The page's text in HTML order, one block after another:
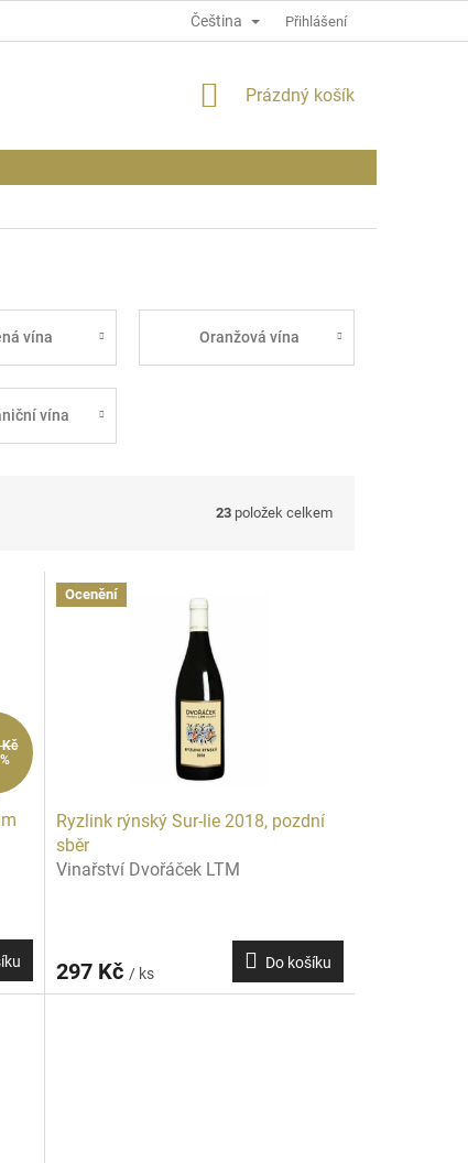
ÚDAJÍCH INFORMACE O WEBU
Čeština Přihlášení
NÁKUPNÍ
Prázdný košík
vína Oranžová vína
vína
23 položek celkem
Kč
Ocenění
Ryzlink rýnský Sur-lie 2018, pozdní
sběr
Vinařství Dvořáček LTM
297 Kč / ks
Do košíku